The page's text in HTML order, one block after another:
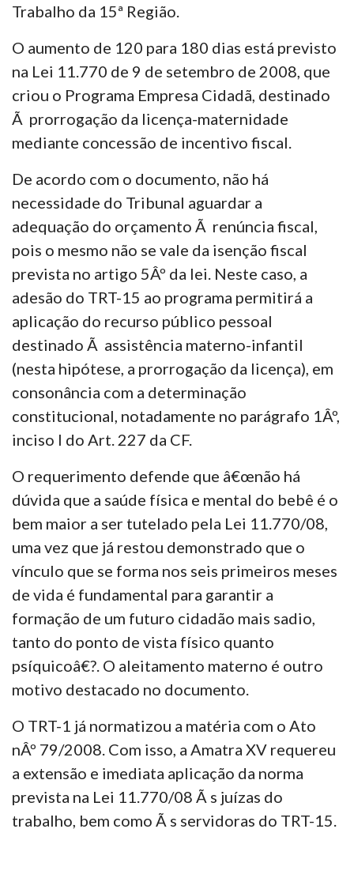
Trabalho da 15ª Região.
O aumento de 120 para 180 dias está previsto
na Lei 11.770 de 9 de setembro de 2008, que
criou o Programa Empresa Cidadã, destinado
Ã prorrogação da licença-maternidade
mediante concessão de incentivo fiscal.
De acordo com o documento, não há
necessidade do Tribunal aguardar a
adequação do orçamento Ã renúncia fiscal,
pois o mesmo não se vale da isenção fiscal
prevista no artigo 5Âº da lei. Neste caso, a
adesão do TRT-15 ao programa permitirá a
aplicação do recurso público pessoal
destinado Ã assistência materno-infantil
(nesta hipótese, a prorrogação da licença), em
consonância com a determinação
constitucional, notadamente no parágrafo 1Âº,
inciso I do Art. 227 da CF.
O requerimento defende que â€œnão há
dúvida que a saúde física e mental do bebê é o
bem maior a ser tutelado pela Lei 11.770/08,
uma vez que já restou demonstrado que o
vínculo que se forma nos seis primeiros meses
de vida é fundamental para garantir a
formação de um futuro cidadão mais sadio,
tanto do ponto de vista físico quanto
psíquicoâ€?. O aleitamento materno é outro
motivo destacado no documento.
O TRT-1 já normatizou a matéria com o Ato
nÂº 79/2008. Com isso, a Amatra XV requereu
a extensão e imediata aplicação da norma
prevista na Lei 11.770/08 Ã s juízas do
trabalho, bem como Ã s servidoras do TRT-15.